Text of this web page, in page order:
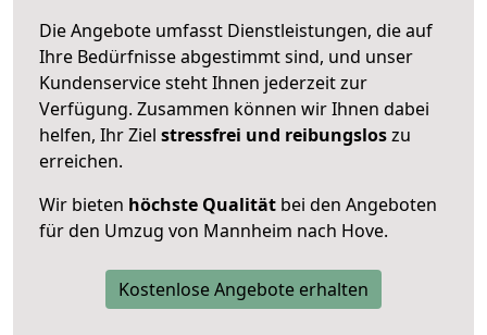
Die Angebote umfasst Dienstleistungen, die auf
Ihre Bedürfnisse abgestimmt sind, und unser
Kundenservice steht Ihnen jederzeit zur
Verfügung. Zusammen können wir Ihnen dabei
helfen, Ihr Ziel stressfrei und reibungsloszu
erreichen.
Wir bieten höchste Qualität bei den Angeboten
für den Umzug von Mannheim nach Hove.
Kostenlose Angebote erhalten